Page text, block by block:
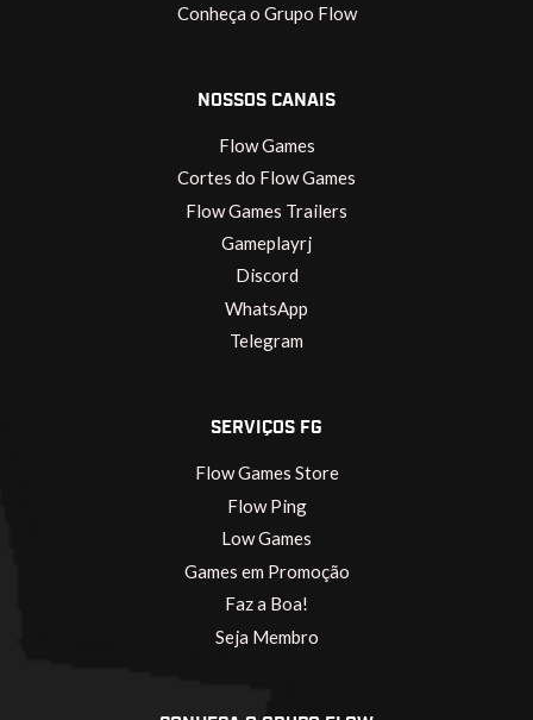
Conheça o Grupo Flow
NOSSOS CANAIS
Flow Games
Cortes do Flow Games
Flow Games Trailers
Gameplayrj
Discord
WhatsApp
Telegram
SERVIÇOS FG
Flow Games Store
Flow Ping
Low Games
Games em Promoção
Faz a Boa!
Seja Membro